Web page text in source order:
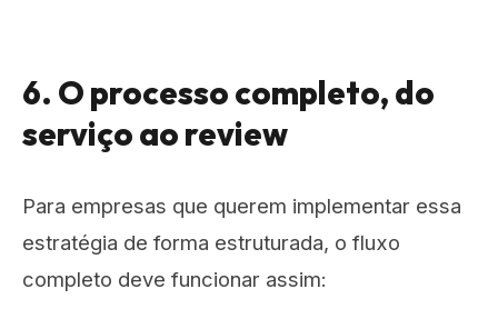
6. O processo completo, do
serviço ao review
Para empresas que querem implementar essa
estratégia de forma estruturada, o fluxo
completo deve funcionar assim: